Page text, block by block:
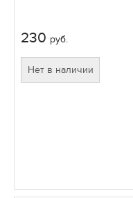
230 руб.
Нет в наличии